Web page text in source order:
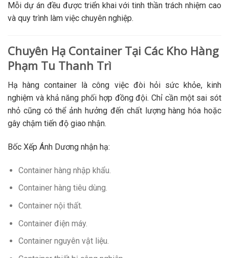
Mỗi dự án đều được triển khai với tinh thần trách nhiệm cao
và quy trình làm việc chuyên nghiệp.
Chuyên Hạ Container Tại Các Kho Hàng
Phạm Tu Thanh Trì
Hạ hàng container là công việc đòi hỏi sức khỏe, kinh
nghiệm và khả năng phối hợp đồng đội. Chỉ cần một sai sót
nhỏ cũng có thể ảnh hưởng đến chất lượng hàng hóa hoặc
gây chậm tiến độ giao nhận.
Bốc Xếp Ánh Dương nhận hạ:
Container hàng nhập khẩu.
Container hàng tiêu dùng.
Container nội thất.
Container điện máy.
Container nguyên vật liệu.